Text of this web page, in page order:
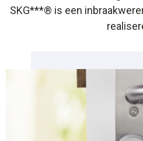
SKG***® is een